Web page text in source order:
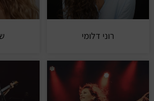
רוני דלומי